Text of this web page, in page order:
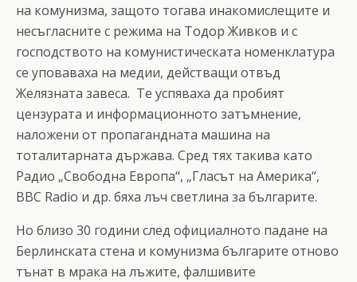
на комунизма, защото тогава инакомислещите и
несъгласните с режима на Тодор Живков и с
господството на комунистическата номенклатура
се уповаваха на медии, действащи отвъд
Желязната завеса. Те успяваха да пробият
цензурата и информационното затъмнение,
наложени от пропагандната машина на
тоталитарната държава. Сред тях такива като
Радио „Свободна Европа“, „Гласът на Америка“,
BBC Radio и др. бяха лъч светлина за българите.
Но близо 30 години след официалното падане на
Берлинската стена и комунизма българите отново
тънат в мрака на лъжите, фалшивите